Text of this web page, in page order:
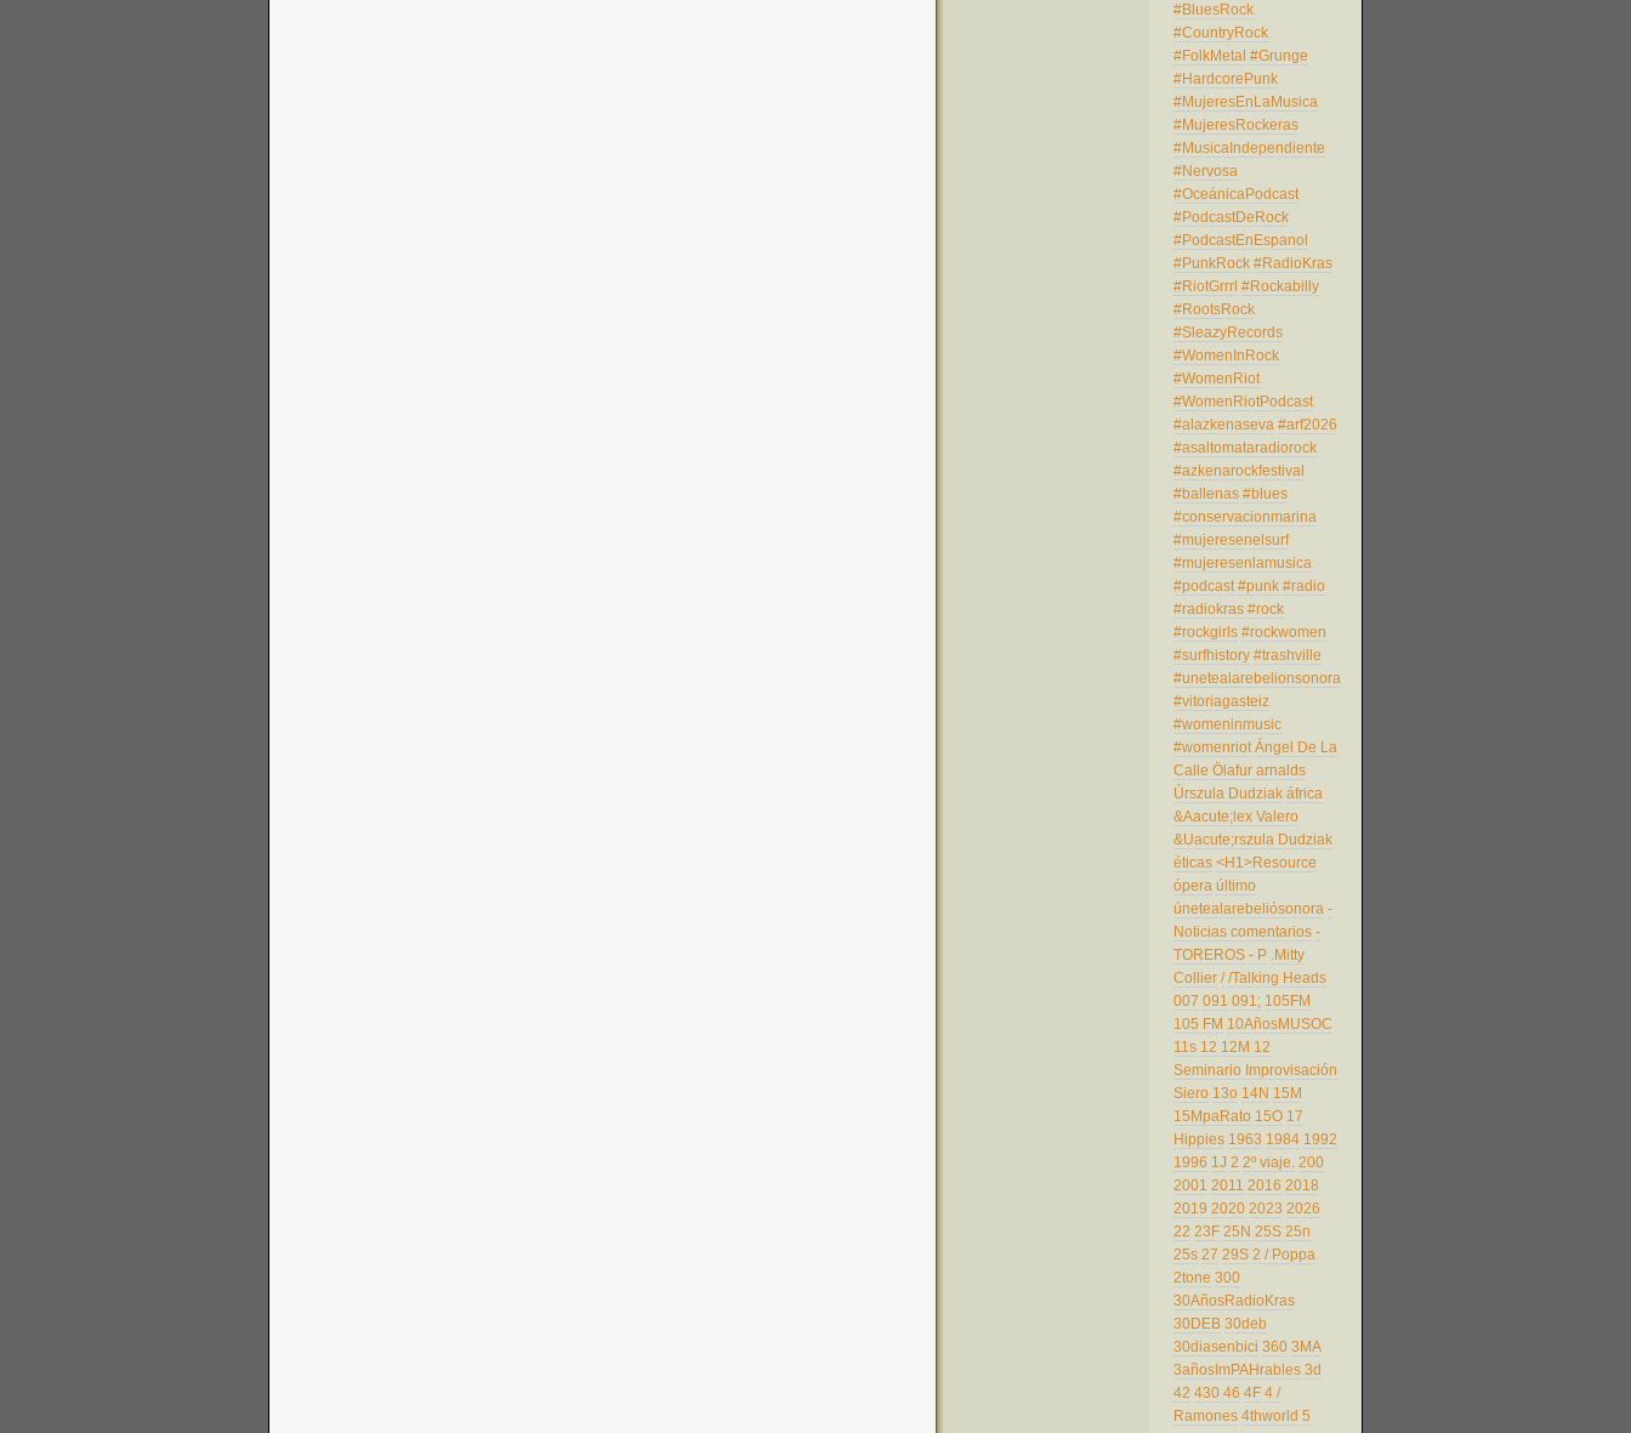
#BluesRock
#CountryRock
#FolkMetal #Grunge
#HardcorePunk
#MujeresEnLaMusica
#MujeresRockeras
#MusicaIndependiente
#Nervosa
#OceánicaPodcast
#PodcastDeRock
#PodcastEnEspanol
#PunkRock #RadioKras
#RiotGrrrl #Rockabilly
#RootsRock
#SleazyRecords
#WomenInRock
#WomenRiot
#WomenRiotPodcast
#alazkenaseva #arf2026
#asaltomataradiorock
#azkenarockfestival
#ballenas #blues
#conservacionmarina
#mujeresenelsurf
#mujeresenlamusica
#podcast #punk #radio
#radiokras #rock
#rockgirls #rockwomen
#surfhistory #trashville
#unetealarebelionsonora
#vitoriagasteiz
#womeninmusic
#womenriot Ángel De La
Calle Ölafur arnalds
Úrszula Dudziak áfrica
&Aacute;lex Valero
&Uacute;rszula Dudziak
éticas <H1>Resource
ópera último
únetealarebeliósonora -
Noticias comentarios -
TOREROS - P .Mitty
Collier / /Talking Heads
007 091 091; 105FM
105 FM 10AñosMUSOC
11s 12 12M 12
Seminario Improvisación
Siero 13o 14N 15M
15MpaRato 15O 17
Hippies 1963 1984 1992
1996 1J 2 2º viaje. 200
2001 2011 2016 2018
2019 2020 2023 2026
22 23F 25N 25S 25n
25s 27 29S 2 / Poppa
2tone 300
30AñosRadioKras
30DEB 30deb
30diasenbici 360 3MA
3añosImPAHrables 3d
42 430 46 4F 4 /
Ramones 4thworld 5